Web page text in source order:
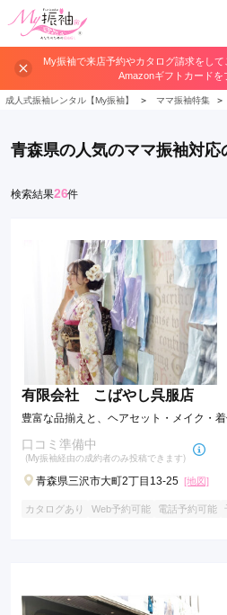
My振袖で来店予約やカタログ請求をし
Amazonギフトカードを
成人式振袖レンタル【My振袖】 ＞ ママ振袖特集 ＞
青森県の人気のママ振袖対応
検索結果26件
有限会社 こばやし呉服店
豊富な品揃えと、ヘアセット・メイク・
口コミ準備中
(My振袖経由の成約者のみ投稿できます)
青森県三沢市大町2丁目13-25 [地図]
カタログあり Web予約可能 電話予約可能